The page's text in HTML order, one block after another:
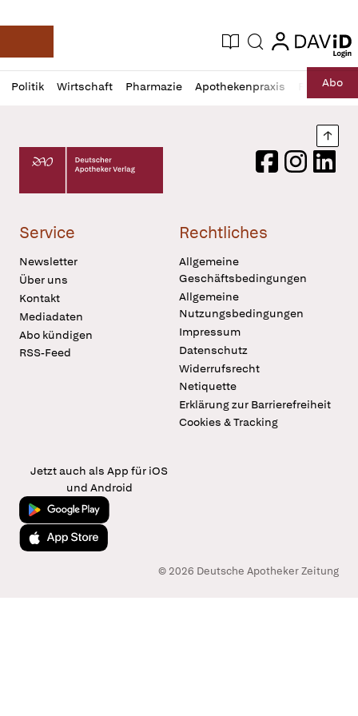
Deutsche Apotheker Zeitung
Aktuelle Ausgabe
Suche login
login
Politik Wirtschaft Pharmazie Apothekenpraxis RechtAbo
Profil
öffnen
Daz
Pur
Deutscher Apotheker Verlag Logo
FacebookInstagram
Service
Newsletter
Über uns
Kontakt
Mediadaten
Abo kündigen
RSS-Feed
Rechtliches
Allgemeine
Geschäftsbedingungen
Allgemeine
Nutzungsbedingungen
Impressum
Datenschutz
Widerrufsrecht
Netiquette
Erklärung zur Barrierefreiheit
Cookies & Tracking
Jetzt auch als App für iOS
und Android
Jetzt bei Google Play
Laden im App Store
© 2026 Deutsche Apotheker Zeitung